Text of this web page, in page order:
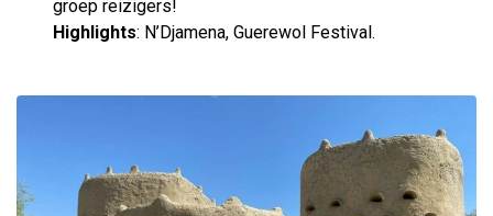
groep reizigers!
Highlights: N’Djamena, Guerewol Festival.